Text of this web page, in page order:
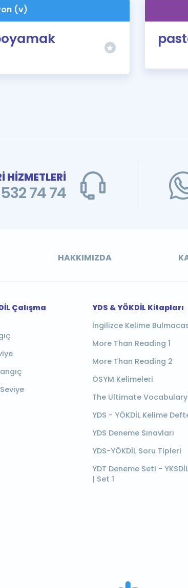
(v)
HİZMETLERİ
74 74
HAKKIMIZDA
Çalışma
YDS & YÖKDİL Kitapları
İngilizce Kelime
More Than Reading 1
More Than Reading 2
ÖSYM Kelimeleri
The Ultimate
YDS - YÖKDİL Kelime
YDS Deneme Sınavları
YDS-YÖKDİL Soru Tipleri
YDT Deneme Seti -
| Set 1